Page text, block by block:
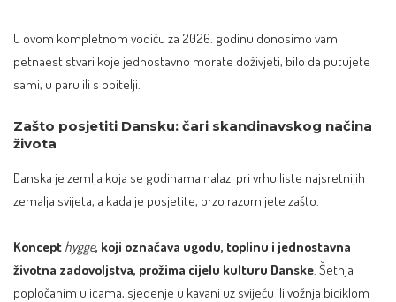
U ovom kompletnom vodiču za 2026. godinu donosimo vam
petnaest stvari koje jednostavno morate doživjeti, bilo da putujete
sami, u paru ili s obitelji.
Zašto posjetiti Dansku: čari skandinavskog načina
života
Danska je zemlja koja se godinama nalazi pri vrhu liste najsretnijih
zemalja svijeta, a kada je posjetite, brzo razumijete zašto.
Koncept hygge, koji označava ugodu, toplinu i jednostavna
životna zadovoljstva, prožima cijelu kulturu Danske . Šetnja
popločanim ulicama, sjedenje u kavani uz svijeću ili vožnja biciklom